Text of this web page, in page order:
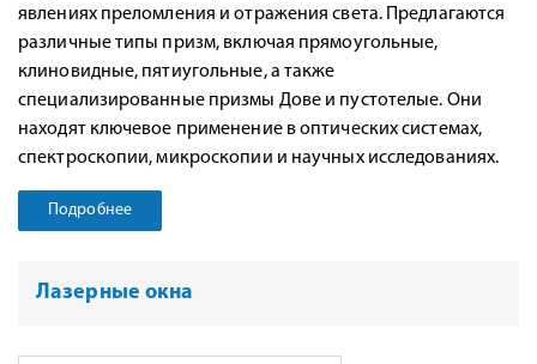
явлениях преломления и отражения света. Предлагаются
различные типы призм, включая прямоугольные,
клиновидные, пятиугольные, а также
специализированные призмы Дове и пустотелые. Они
находят ключевое применение в оптических системах,
спектроскопии, микроскопии и научных исследованиях.
Подробнее
Лазерные окна